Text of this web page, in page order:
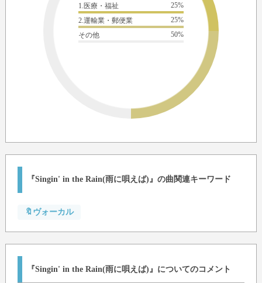
1.医療・福祉
25%
2.運輸業・郵便業
25%
その他
50%
『Singin' in the Rain(雨に唄えば)』の曲関連キーワード
🔖ヴォーカル
『Singin' in the Rain(雨に唄えば)』についてのコメント